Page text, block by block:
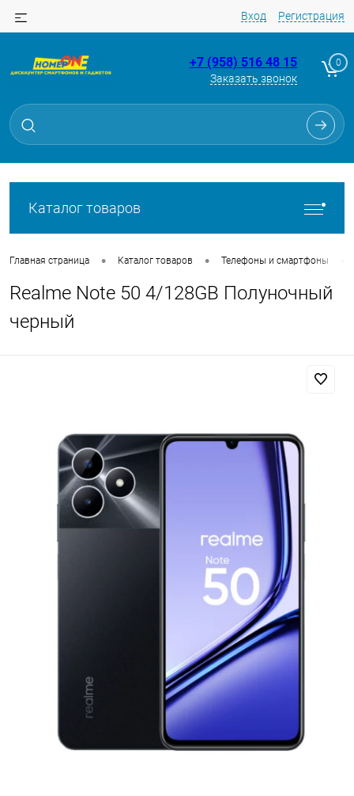
Вход Регистрация
+7 (958) 516 48 15
Заказать звонок
0
Каталог товаров
Главная страница • Каталог товаров • Телефоны и смартфоны
Realme Note 50 4/128GB Полуночный
черный
Для клиентов всех банков
Разбейте
без переплат
Сегодня
Оплачивайте сегодня только
25% картой любого банка
Получайте товар
выбранный способом
Подробнее
об оплате Плайтом